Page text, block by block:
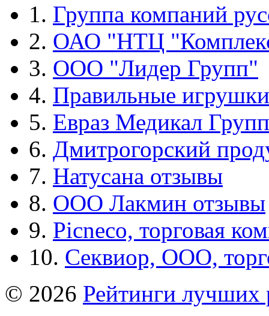
1. Группа компаний
2. ОАО "НТЦ
3. ООО "Лидер Групп"
4. Правильные игрушки
5. Евраз Медикал Групп
6. Дмитрогорский
7. Натусана отзывы
8. ООО Лакмин отзывы
9. Picneco, торговая
10. Секвиор, ООО,
© 2026 Рейтинги лучших